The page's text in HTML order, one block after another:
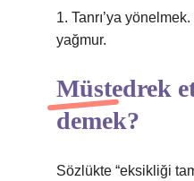
1. Tanrı’ya
yağmur.
Müstedrek
demek?
Sözlükte “eksikliği